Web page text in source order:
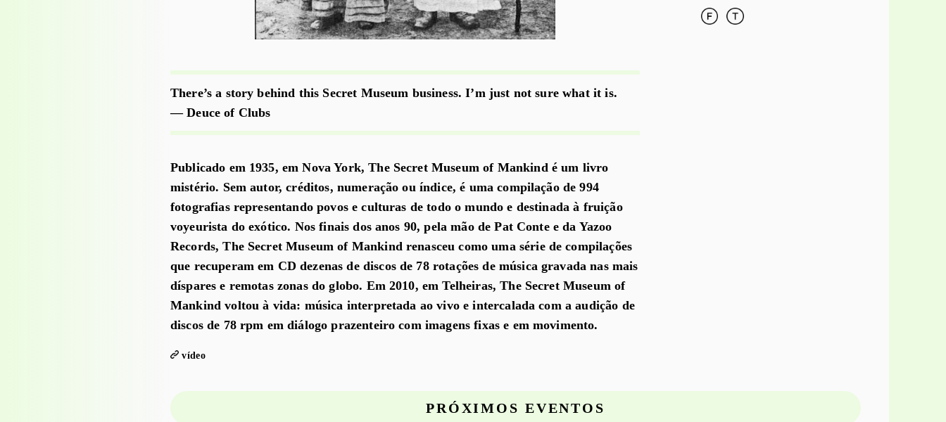
There’s a story behind this Secret Museum business. I’m just not sure what it is.
— Deuce of Clubs
Publicado em 1935, em Nova York, The Secret Museum of Mankind é um livro
mistério. Sem autor, créditos, numeração ou índice, é uma compilação de 994
fotografias representando povos e culturas de todo o mundo e destinada à fruição
voyeurista do exótico. Nos finais dos anos 90, pela mão de Pat Conte e da Yazoo
Records, The Secret Museum of Mankind renasceu como uma série de compilações
que recuperam em CD dezenas de discos de 78 rotações de música gravada nas mais
díspares e remotas zonas do globo. Em 2010, em Telheiras, The Secret Museum of
Mankind voltou à vida: música interpretada ao vivo e intercalada com a audição de
discos de 78 rpm em diálogo prazenteiro com imagens fixas e em movimento.
vídeo
PRÓXIMOS EVENTOS